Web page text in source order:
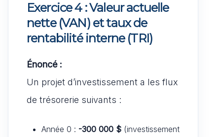
Exercice 4 : Valeur actuelle
nette (VAN) et taux de
rentabilité interne (TRI)
Énoncé :
Un projet d’investissement a les flux
de trésorerie suivants :
Année 0 : -300 000 $ (investissement